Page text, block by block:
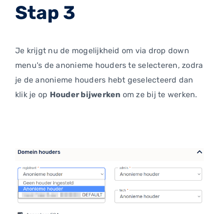
Stap 3
Je krijgt nu de mogelijkheid om via drop down
menu's de anonieme houders te selecteren, zodra
je de anonieme houders hebt geselecteerd dan
klik je op Houder bijwerken om ze bij te werken.